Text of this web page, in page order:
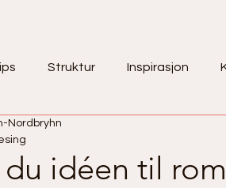
Struktur Inspirasjon
Boktips
du idéen til
Nordbryhn